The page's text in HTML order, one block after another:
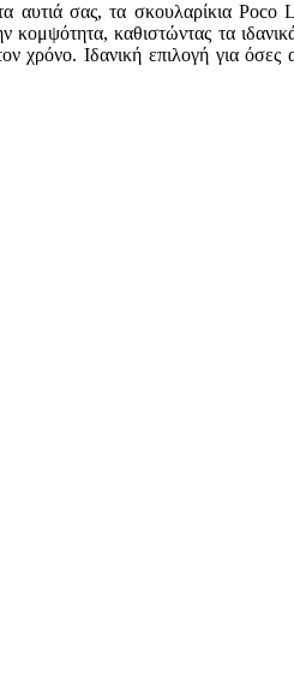
αυτιά σας, τα σκουλαρίκια
κομψότητα, καθιστώντας τα
χρόνο. Ιδανική επιλογή για